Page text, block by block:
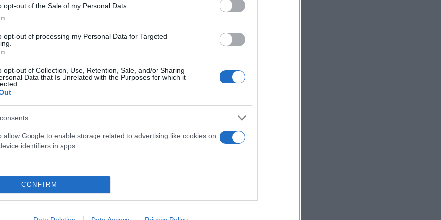
opt-out of the Sale of my Personal Data.
opt-out of processing my Personal Data for Targeted
opt-out of Collection, Use, Retention, Sale, and/or Sharing
Data that Is Unrelated with the Purposes for which it
allow Google to enable storage related to advertising like cookies on
identifiers in apps.
CONFIRM
ευθύνη, γίνεται, όμως, αναφορά σε πιθανά μέτρα που θα
πορεία της μηχανής με ασφαλέστερο τρόπο.
που θα αποφασίσει το αν θα ασκηθούν ποινικές διώξεις
οποίο μετά το δυστύχημα προχώρησε στη σύσταση ειδικής
η ΣΤΑΣΥ αναμένεται να κηρύξει έκπτωτη από το
και των γραμμών του δικτύου του μετρό της Αθήνας,